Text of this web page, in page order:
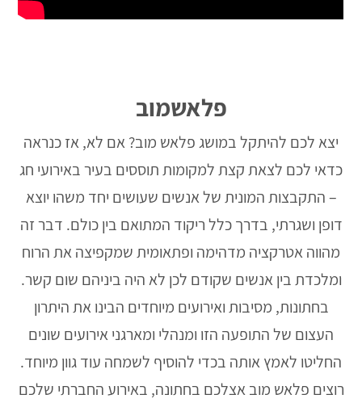
פלאשמוב
יצא לכם להיתקל במושג פלאש מוב? אם לא, אז כנראה
כדאי לכם לצאת קצת למקומות תוססים בעיר באירועי חג
– התקבצות המונית של אנשים שעושים יחד משהו יוצא
דופן ושגרתי, בדרך כלל ריקוד המתואם בין כולם. דבר זה
מהווה אטרקציה מדהימה ופתאומית שמקפיצה את הרוח
ומלכדת בין אנשים שקודם לכן לא היה ביניהם שום קשר.
בחתונות, מסיבות ואירועים מיוחדים הבינו את היתרון
העצום של התופעה הזו ומנהלי ומארגני אירועים שונים
החליטו לאמץ אותה בכדי להוסיף לשמחה עוד גוון מיוחד.
רוצים פלאש מוב אצלכם בחתונה, באירוע החברתי שלכם